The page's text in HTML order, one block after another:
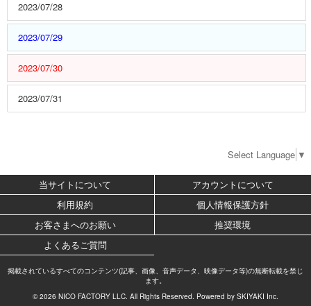
2023/07/28
2023/07/29
2023/07/30
2023/07/31
Select Language ▼
当サイトについて
アカウントについて
利用規約
個人情報保護方針
お客さまへのお願い
推奨環境
よくあるご質問
掲載されているすべてのコンテンツ(記事、画像、音声データ、映像データ等)の無断転載を禁じ
ます。
© 2026 NICO FACTORY LLC. All Rights Reserved. Powered by SKIYAKI Inc.